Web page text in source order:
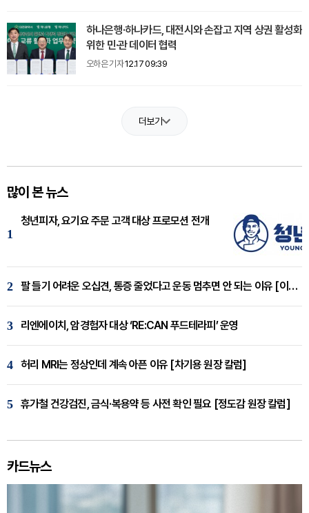
하나은행·하나카드, 대전시와 손잡고 지역 상권 활성화
위한 민·관 데이터 협력
오하은 기자12.17 09:39
더보기
많이 본 뉴스
1
청년피자, 요기요 주문 고객 대상 프로모션 전개
2 팔 들기 어려운 오십견, 통증 줄었다고 운동 멈추면 안 되는 이유 [이병욱 원장 칼럼]
3 리엔에이치, 암경험자 대상 ‘RE:CAN 푸드테라피’ 운영
4 허리 MRI는 정상인데 계속 아픈 이유 [차기용 원장 칼럼]
5 휴가철 건강검진, 금식·복용약 등 사전 확인 필요 [정도감 원장 칼럼]
카드뉴스